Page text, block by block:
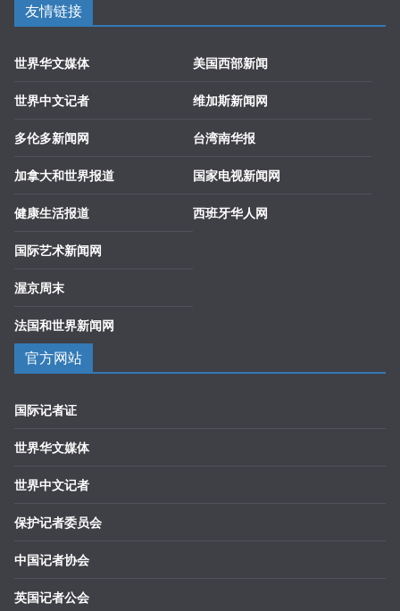
友情链接
世界华文媒体
世界中文记者
多伦多新闻网
加拿大和世界报道
健康生活报道
国际艺术新闻网
渥京周末
法国和世界新闻网
美国西部新闻
维加斯新闻网
台湾南华报
国家电视新闻网
西班牙华人网
官方网站
国际记者证
世界华文媒体
世界中文记者
保护记者委员会
中国记者协会
英国记者公会